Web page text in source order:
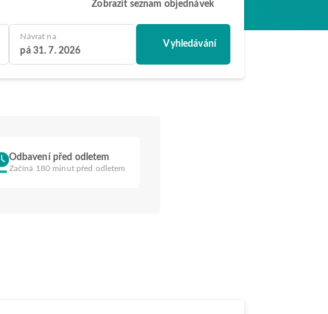
Zobrazit seznam objednávek
Návrat na
pá 31. 7. 2026
Vyhledávání
Odbavení před odletem
Začíná 180 minut před odletem